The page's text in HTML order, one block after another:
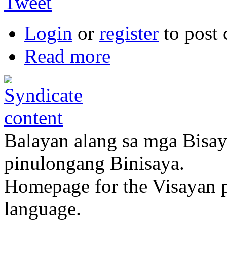
Login or register to post
Read more
Balayan alang sa mga
pinulongang Binisaya.
Homepage for the Visayan
language.